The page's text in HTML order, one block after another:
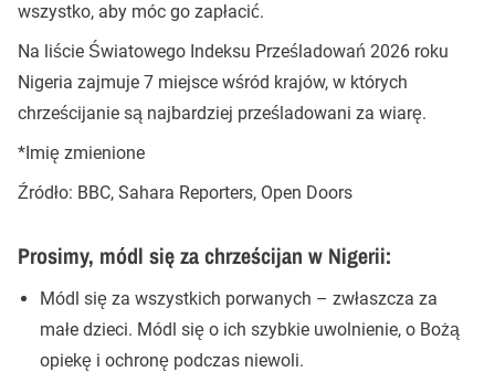
wszystko, aby móc go zapłacić.
Na liście Światowego Indeksu Prześladowań 2026 roku
Nigeria zajmuje 7 miejsce wśród krajów, w których
chrześcijanie są najbardziej prześladowani za wiarę.
*Imię zmienione
Źródło: BBC, Sahara Reporters, Open Doors
Prosimy, módl się za chrześcijan w Nigerii:
Módl się za wszystkich porwanych – zwłaszcza za
małe dzieci. Módl się o ich szybkie uwolnienie, o Bożą
opiekę i ochronę podczas niewoli.